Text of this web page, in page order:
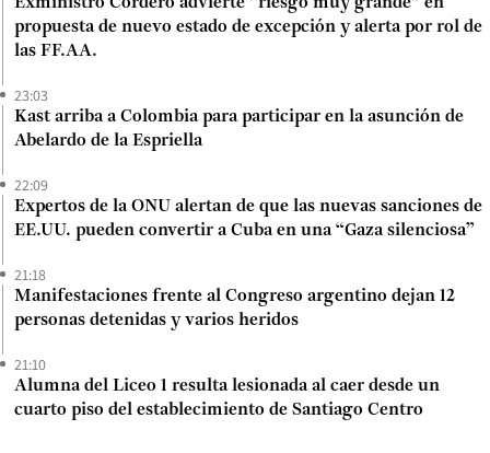
propuesta de nuevo estado de excepción y alerta por rol de
las FF.AA.
23:03
Kast arriba a Colombia para participar en la asunción de
Abelardo de la Espriella
22:09
Expertos de la ONU alertan de que las nuevas sanciones de
EE.UU. pueden convertir a Cuba en una “Gaza silenciosa”
21:18
Manifestaciones frente al Congreso argentino dejan 12
personas detenidas y varios heridos
21:10
Alumna del Liceo 1 resulta lesionada al caer desde un
cuarto piso del establecimiento de Santiago Centro